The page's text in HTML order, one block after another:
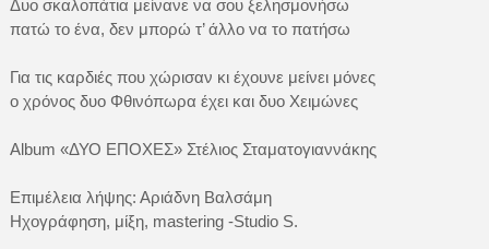
Δυο σκαλοπάτια μείνανε να σου ξελησμονήσω
πατώ το ένα, δεν μπορώ τ’ άλλο να το πατήσω
Για τις καρδιές που χώρισαν κι έχουνε μείνει μόνες
ο χρόνος δυο Φθινόπωρα έχει και δυο Χειμώνες
Album «ΔΥΟ ΕΠΟΧΕΣ» Στέλιος Σταματογιαννάκης
Επιμέλεια λήψης: Αριάδνη Βαλσάμη
Ηχογράφηση, μίξη, mastering -Studio S.